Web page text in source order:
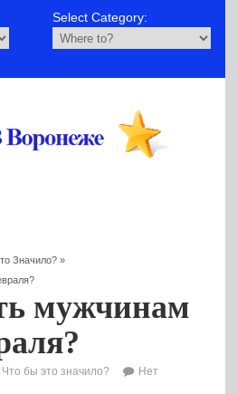
Select Category:
Значило?»
мужчинам
Что бы это значило?
Нет